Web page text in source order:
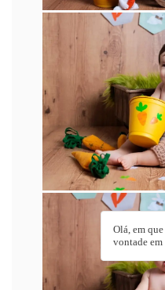
Olá, em
vontade em